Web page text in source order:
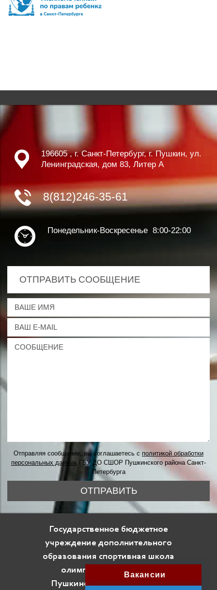
196605 , г. Санкт-Петербург, г. Пушкин, ул.
Ленинградская, дом 83, Литер А
8(812)246-35-61
Понедельник-Воскресенье 8:00-22:00
ОТПРАВИТЬ СООБЩЕНИЕ
Отправляя сообщение, вы соглашаетесь с политикой обработки
персональных данных ГБУ ДО СШОР Пушкинского района Санкт-
Петербурга
ОТПРАВИТЬ
Государственное бюджетное
учреждение дополнительного
образования спортивная школа
олимпийского резерва
Пушкинского района Санкт-
Вакансии